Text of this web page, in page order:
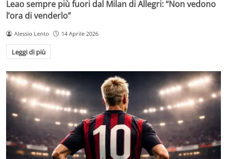
Leao sempre più fuori dal Milan di Allegri: “Non vedono
l’ora di venderlo”
Alessio Lento 14 Aprile 2026
Leggi di più